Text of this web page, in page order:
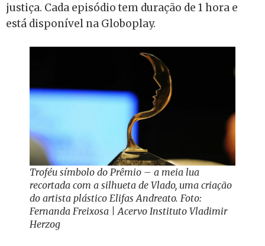
justiça. Cada episódio tem duração de 1 hora e
está disponível na Globoplay.
Troféu símbolo do Prêmio – a meia lua
recortada com a silhueta de Vlado, uma criação
do artista plástico Elifas Andreato. Foto:
Fernanda Freixosa | Acervo Instituto Vladimir
Herzog